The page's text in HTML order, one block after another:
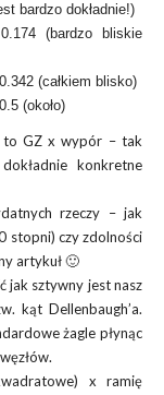
bardzo dokładnie!)
(bardzo bliskie
(całkiem blisko)
(około)
to GZ x wypór – tak
konkretne
rzeczy – jak
stopni) czy zdolności
artykuł 🙂
jak sztywny jest nasz
kąt Dellenbaugh’a.
żagle płynąc
x ramię